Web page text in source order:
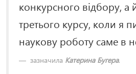
конкурсного відбору,
третього курсу, коли я
наукову роботу саме в
зазначила Катерина Бугера.